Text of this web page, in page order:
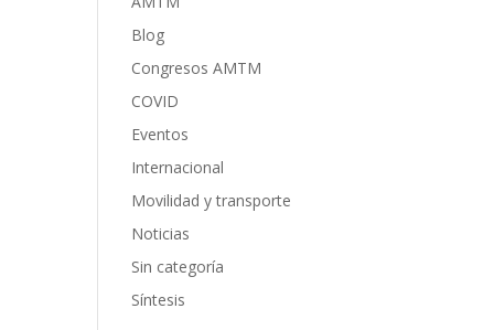
Blog
Congresos AMTM
COVID
Eventos
Internacional
Movilidad y transporte
Noticias
Sin categoría
Síntesis